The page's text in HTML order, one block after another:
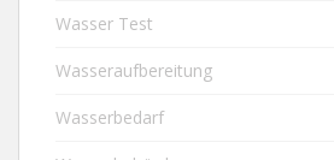
Wasser Test
Wasseraufbereitung
Wasserbedarf